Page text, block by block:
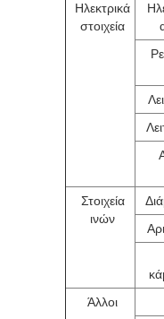
Ηλεκτρικά
στοιχεία
Στοιχεία
ινών
Άλλοι